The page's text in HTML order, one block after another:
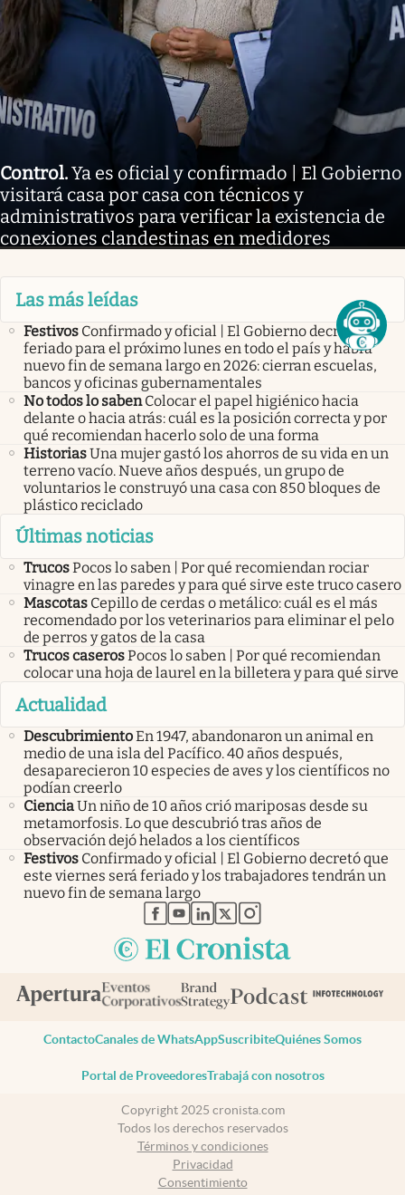
Control.Ya es oficial y confirmado | El Gobierno
visitará casa por casa con técnicos y
administrativos para verificar la existencia de
conexiones clandestinas en medidores
Las más leídas
Festivos Confirmado y oficial | El Gobierno decretó
feriado para el próximo lunes en todo el país y habrá
nuevo fin de semana largo en 2026: cierran escuelas,
bancos y oficinas gubernamentales
No todos lo saben Colocar el papel higiénico hacia
delante o hacia atrás: cuál es la posición correcta y por
qué recomiendan hacerlo solo de una forma
HistoriasUna mujer gastó los ahorros de su vida en un
terreno vacío. Nueve años después, un grupo de
voluntarios le construyó una casa con 850 bloques de
plástico reciclado
Últimas noticias
TrucosPocos lo saben | Por qué recomiendan rociar
vinagre en las paredes y para qué sirve este truco casero
Mascotas Cepillo de cerdas o metálico: cuál es el más
recomendado por los veterinarios para eliminar el pelo
de perros y gatos de la casa
Trucos caserosPocos lo saben | Por qué recomiendan
colocar una hoja de laurel en la billetera y para qué sirve
Actualidad
DescubrimientoEn 1947, abandonaron un animal en
medio de una isla del Pacífico. 40 años después,
desaparecieron 10 especies de aves y los científicos no
podían creerlo
CienciaUn niño de 10 años crió mariposas desde su
metamorfosis. Lo que descubrió tras años de
observación dejó helados a los científicos
Festivos Confirmado y oficial | El Gobierno decretó que
este viernes será feriado y los trabajadores tendrán un
nuevo fin de semana largo
abre en nueva pestaña
abre en nueva pestaña
abre en nueva pestaña
abre en nueva pestaña
abre en nueva pestaña
ContactoCanales de WhatsAppSuscribiteQuiénes Somos
Portal de ProveedoresTrabajá con nosotros
Copyright 2025 cronista.com
Todos los derechos reservados
Términos y condiciones
Privacidad
Consentimiento